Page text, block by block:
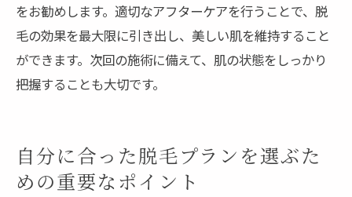
をお勧めします。適切なアフターケアを行うことで、脱
毛の効果を最大限に引き出し、美しい肌を維持すること
ができます。次回の施術に備えて、肌の状態をしっかり
把握することも大切です。
自分に合った脱毛プランを選ぶた
めの重要なポイント